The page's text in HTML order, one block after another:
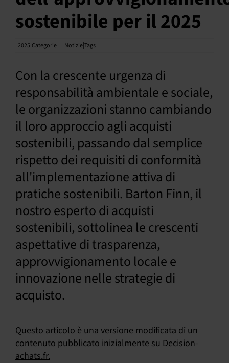
Italiano
sostenibile per il 2025
2025|Categorie : Notizie|Tags :
Con la crescente urgenza di
responsabilità ambientale e sociale,
le organizzazioni stanno cambiando
il loro approccio agli acquisti
sostenibili, passando dal semplice
rispetto dei requisiti di conformità
all'implementazione attiva di
pratiche sostenibili. Barton Finn, il
nostro esperto di acquisti
sostenibili, sottolinea le crescenti
aspettative di trasparenza,
approvvigionamento locale e
innovazione nelle strategie di
acquisto.
Questo articolo è una versione modificata di un
contenuto pubblicato inizialmente su Decision-
achats.fr.